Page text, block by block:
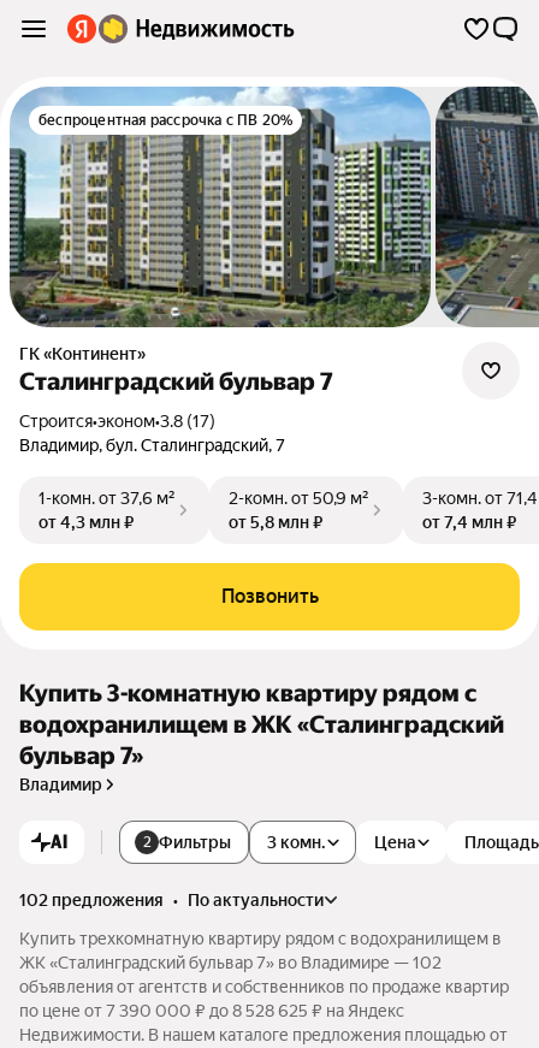
беспроцентная рассрочка с ПВ 20%
ГК «Континент»
Сталинградский бульвар 7
Строится•эконом•3.8 (17)
Владимир,бул. Сталинградский,7
1-комн.от 37,6 м²
от 4,3 млн ₽
2-комн.от 50,9 м²
от 5,8 млн ₽
3-комн.от
от 7,4 млн ₽
Позвонить
Купить 3-комнатную квартиру рядом с
водохранилищем в ЖК «Сталинградский
бульвар 7»
Владимир
AI 2 Фильтры 3 комн. Цена Площадь
102 предложения •
по актуальности
Купить трехкомнатную квартиру рядом с водохранилищем в
ЖК «Сталинградский бульвар 7» во Владимире — 102
объявления от агентств и собственников по продаже квартир
по цене от 7 390 000 ₽ до 8 528 625 ₽ на Яндекс
Недвижимости. В нашем каталоге предложения площадью от